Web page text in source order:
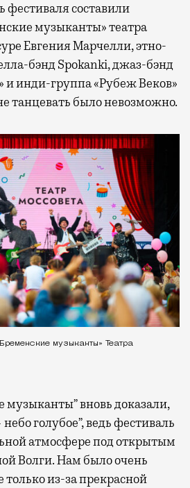
составили
музыканты» театра
Евгения Марчелли, этно-
бэнд Spokanki, джаз-бэнд
и инди-группа «Рубеж Веков»
танцевать было невозможно.
музыканты» Театра
вновь доказали,
голубое”, ведь фестиваль
атмосфере под открытым
Волги. Нам было очень
только из-за прекрасной